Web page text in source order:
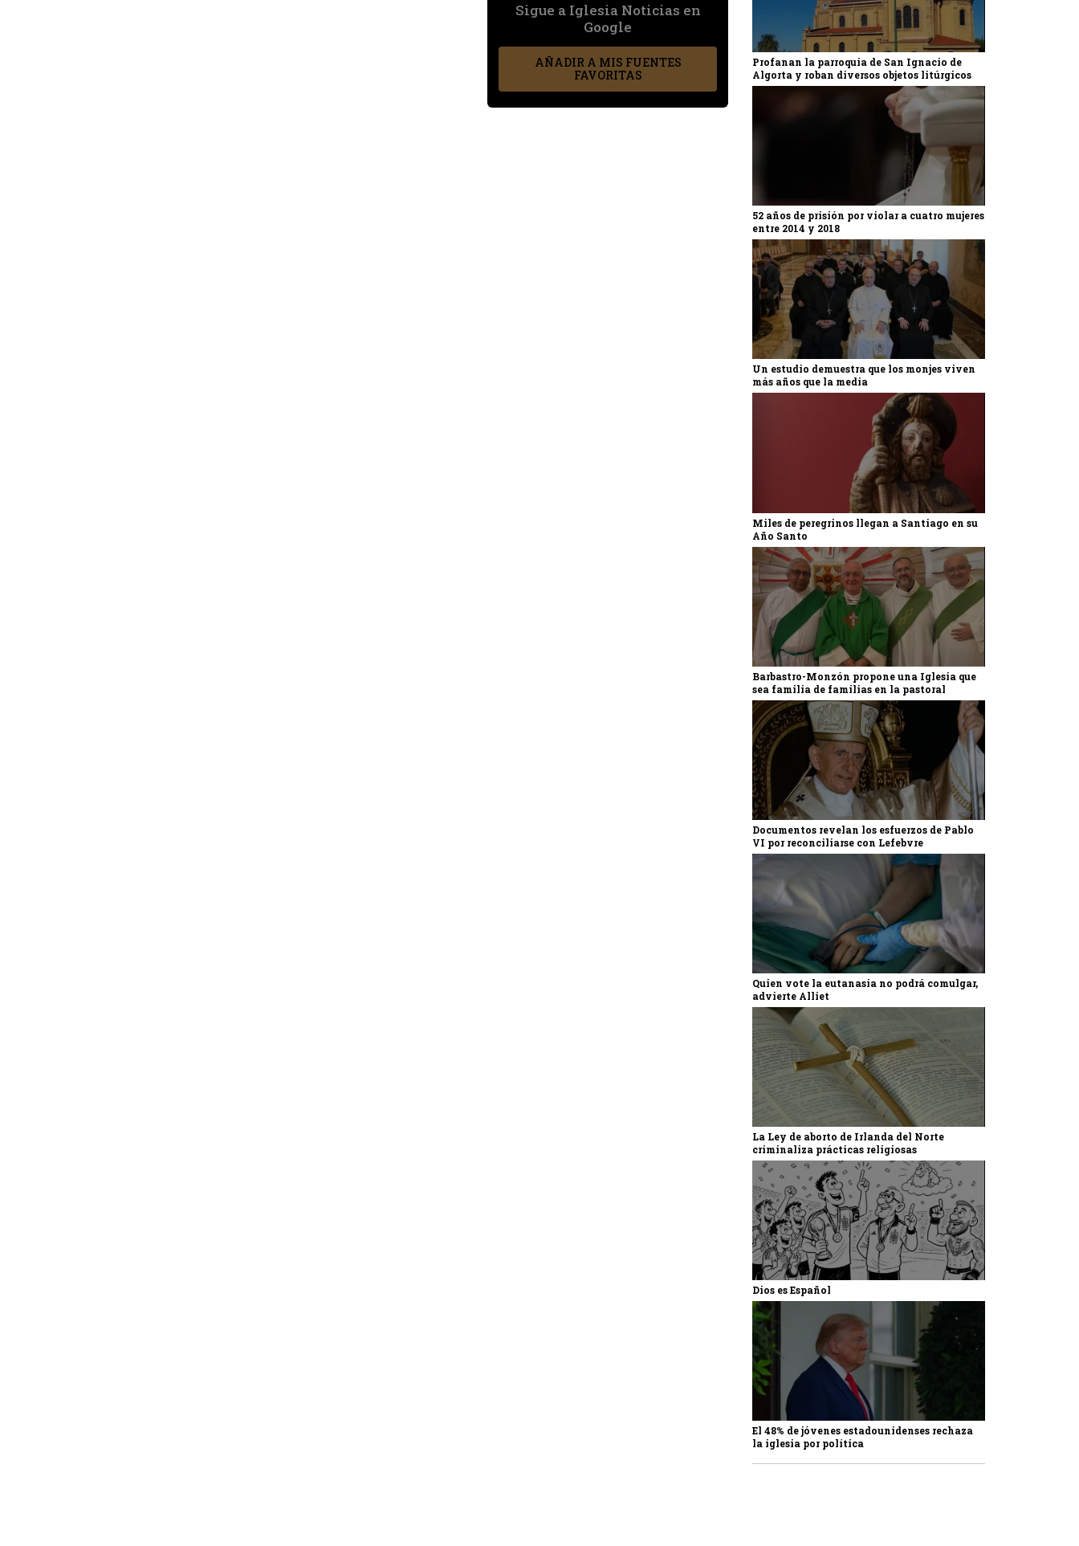
Sigue a Iglesia Noticias en
Google
AÑADIR A MIS FUENTES
FAVORITAS
Profanan la parroquia de San Ignacio de
Algorta y roban diversos objetos litúrgicos
52 años de prisión por violar a cuatro mujeres
entre 2014 y 2018
Un estudio demuestra que los monjes viven
más años que la media
Miles de peregrinos llegan a Santiago en su
Año Santo
Barbastro-Monzón propone una Iglesia que
sea familia de familias en la pastoral
Documentos revelan los esfuerzos de Pablo
VI por reconciliarse con Lefebvre
Quien vote la eutanasia no podrá comulgar,
advierte Alliet
La Ley de aborto de Irlanda del Norte
criminaliza prácticas religiosas
Dios es Español
El 48% de jóvenes estadounidenses rechaza
la iglesia por política